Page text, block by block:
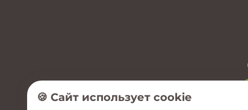
🍪 Сайт использует cookie